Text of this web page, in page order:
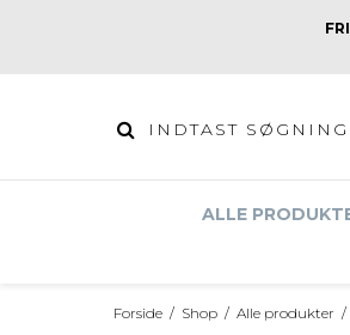
ALLE
Forside / Shop / Alle produkter /